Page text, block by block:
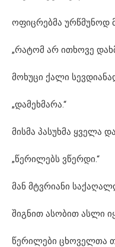
ოფიცრებმა ურწმუნოდ
„რატომ არ ითხოვე
მოხუცი ქალი
„დამეხმარა.“
მისმა პასუხმა ყველა
„წერილებს ვწერდი.“
მან მტვრიანი
შიგნით ასობით ასლი
წერილები ცხოველთა